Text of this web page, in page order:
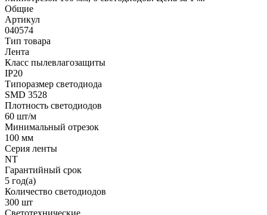
Общие
Артикул
040574
Тип товара
Лента
Класс пылевлагозащиты
IP20
Типоразмер светодиода
SMD 3528
Плотность светодиодов
60 шт/м
Минимальный отрезок
100 мм
Серия ленты
NT
Гарантийный срок
5 год(а)
Количество светодиодов
300 шт